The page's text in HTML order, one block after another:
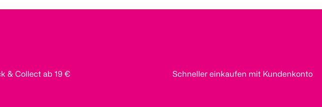
& Collect ab 19 € Schneller einkaufen mit Kundenkonto